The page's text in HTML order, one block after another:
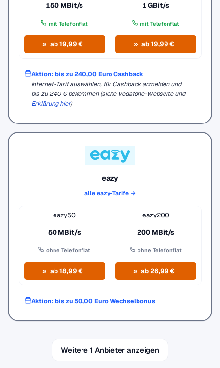
150 MBit/s
mit Telefonflat
ab 19,99 €
1 GBit/s
mit Telefonflat
ab 19,99 €
Aktion: bis zu 240,00 Euro Cashback
Internet-Tarif auswählen, für Cashback anmelden und
bis zu 240 € bekommen (siehe Vodafone-Webseite und
Erklärung hier)
eazy
alle eazy-Tarife →
eazy50
50 MBit/s
ohne Telefonflat
ab 18,99 €
eazy200
200 MBit/s
ohne Telefonflat
ab 26,99 €
Aktion: bis zu 50,00 Euro Wechselbonus
Weitere 1 Anbieter anzeigen